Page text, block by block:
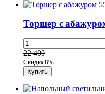
Торшер с
22 400
Скидка 8%